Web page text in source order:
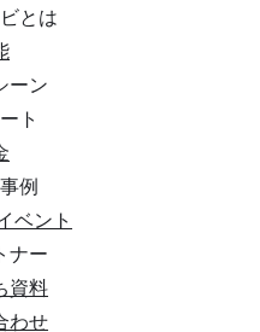
とは
ーン
ト
例
ベント
ナー
資料
わせ